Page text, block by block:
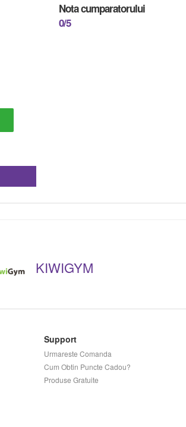
Nota cumparatorului
0/5
KIWIGYM
Support
Urmareste Comanda
Cum Obtin Puncte Cadou?
Produse Gratuite